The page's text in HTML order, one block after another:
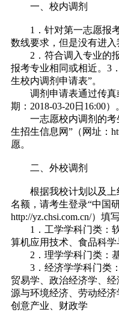
一、校内调剂
1．针对第一志愿报考
数线要求，但是没有进入
2．符合调入专业的报
报考专业相同或相近。3
生校内调剂申请表”。
调剂申请表通过传真
期：2018-03-20日16:00）。
一志愿校内调剂的考
生招生信息网”（网址：
愿。
二、外校调剂
根据我校计划以及上
名额，请考生登录“中国
http://yz.chsi.com.cn/）填
1．工学学科门类：软
算机应用技术、食品科学
2．理学学科门类：基
3．经济学学科门类：
贸易学、政治经济学、
源与环境经济、劳动经
创意产业、财政学